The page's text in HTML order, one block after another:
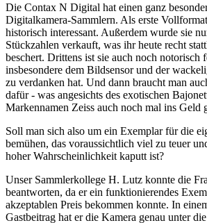
Die Contax N Digital hat einen ganz
Digitalkamera-Sammlern. Als erste
historisch interessant. Außerdem wurde sie
Stückzahlen verkauft, was ihr heute recht
beschert. Drittens ist sie auch noch notorisch
insbesondere dem Bildsensor und der
zu verdanken hat. Und dann braucht man
dafür - was angesichts des exotischen
Markennamen Zeiss auch noch mal ins Geld
Soll man sich also um ein Exemplar für die
bemühen, das voraussichtlich viel zu teuer
hoher Wahrscheinlichkeit kaputt ist?
Unser Sammlerkollege H. Lutz konnte die
beantworten, da er ein funktionierendes
akzeptablen Preis bekommen konnte. In
Gastbeitrag hat er die Kamera genau unter